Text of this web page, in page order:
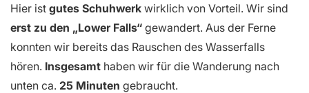
Hier ist gutes Schuhwerk wirklich von Vorteil. Wir sind
erst zu den „Lower Falls“ gewandert. Aus der Ferne
konnten wir bereits das Rauschen des Wasserfalls
hören. Insgesamt haben wir für die Wanderung nach
unten ca. 25 Minuten gebraucht.